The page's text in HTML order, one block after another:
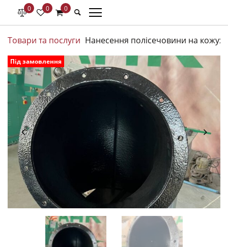
0 0 0
Товари та послуги Нанесення полісечовини на кожух
Під замовлення